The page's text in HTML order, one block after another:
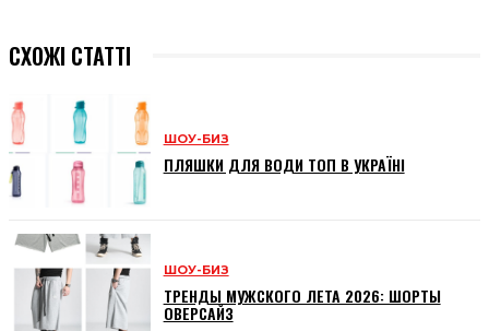
СХОЖІ СТАТТІ
ШОУ-БИЗ
ПЛЯШКИ ДЛЯ ВОДИ ТОП В УКРАЇНІ
ШОУ-БИЗ
ТРЕНДЫ МУЖСКОГО ЛЕТА 2026: ШОРТЫ
ОВЕРСАЙЗ